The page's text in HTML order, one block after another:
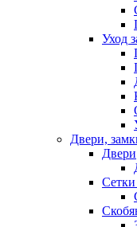
Уход
Двери,
Двери